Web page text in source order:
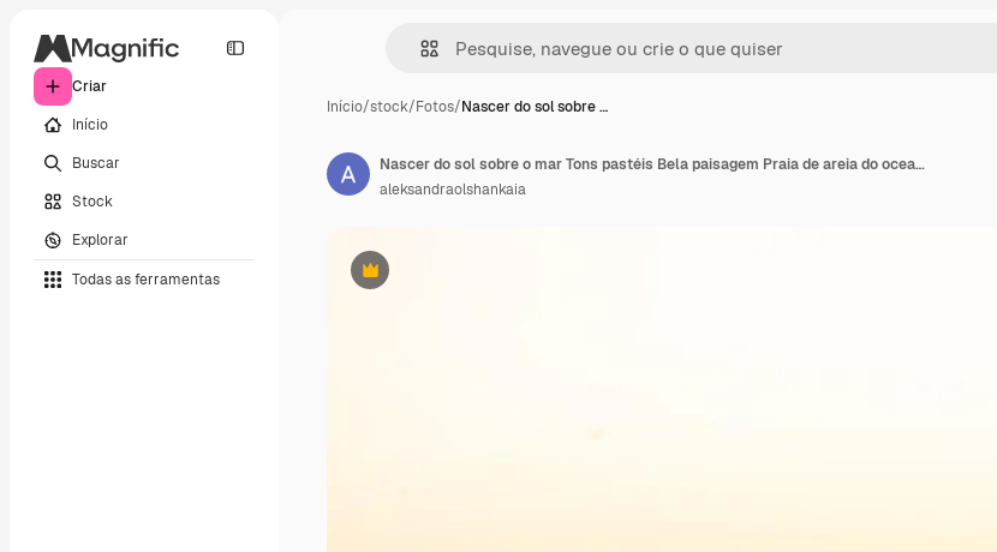
Criar
Início
Buscar
Stock
Explorar
Todas as ferramentas
Início/stock/Fotos/Nascer do sol sobre …
Premium
Nascer do sol sobre o mar Tons pastéis Bela paisagem Praia de areia do oceano Céu pôr do sol Vertical
aleksandraolshankaia